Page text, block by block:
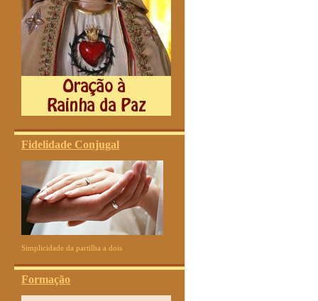
Fidelidade Conjugal
Simplicidade da partilha a dois
Formação